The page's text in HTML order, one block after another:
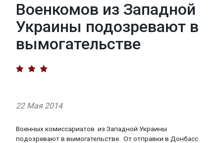
Военкомов из Западной
Украины подозревают в
вымогательстве
22 Мая 2014
Военных комиссариатов из Западной Украины
подозреваютв вымогательстве Ототправки в Донбасс